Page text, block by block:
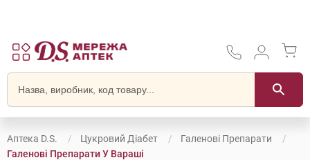
Аптека D.S. Цукровий Діабет
Галенові Препарати
Галенові Препарати У Вараші